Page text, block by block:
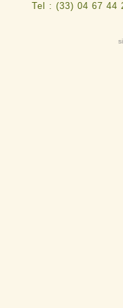
Tel : (33) 04 67 44